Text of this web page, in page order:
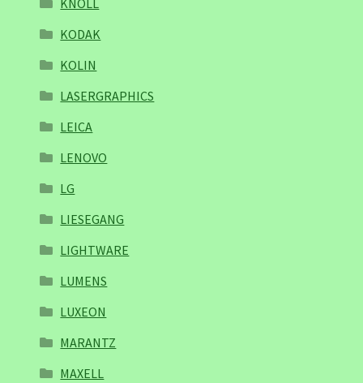
KNOLL
KODAK
KOLIN
LASERGRAPHICS
LEICA
LENOVO
LG
LIESEGANG
LIGHTWARE
LUMENS
LUXEON
MARANTZ
MAXELL